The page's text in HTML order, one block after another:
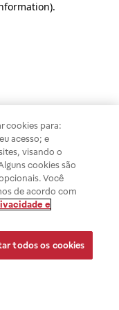
.
cookies para:
acesso; e
visando o
cookies são
Você
de acordo com
e
todos os cookies